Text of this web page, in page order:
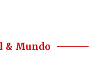
& Mundo